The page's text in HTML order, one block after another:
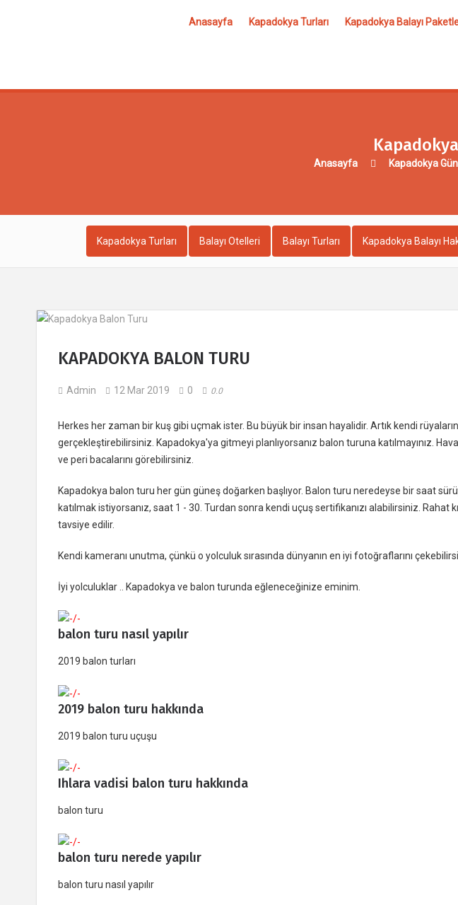
Anasayfa Kapadokya Turları Kapadokya Balayı
Anasayfa Kapadokya
Kapadokya Turları Balayı Otelleri Balayı Turları Kapadokya Balayı
KAPADOKYA BALON TURU
Admin 12 Mar 2019 0 0.0
Herkes her zaman bir kuş gibi uçmak ister. Bu büyük bir insan hayalidir. Artık kendi
gerçekleştirebilirsiniz. Kapadokya'ya gitmeyi planlıyorsanız balon turuna katılmayınız.
ve peri bacalarını görebilirsiniz.
Kapadokya balon turu her gün güneş doğarken başlıyor. Balon turu neredeyse bir saat
katılmak istiyorsanız, saat 1 - 30. Turdan sonra kendi uçuş sertifikanızı alabilirsiniz. Rahat
tavsiye edilir.
Kendi kameranı unutma, çünkü o yolculuk sırasında dünyanın en iyi fotoğraflarını
İyi yolculuklar .. Kapadokya ve balon turunda eğleneceğinize eminim.
balon turu nasıl yapılır
2019 balon turları
2019 balon turu hakkında
2019 balon turu uçuşu
Ihlara vadisi balon turu hakkında
balon turu
balon turu nerede yapılır
balon turu nasıl yapılır